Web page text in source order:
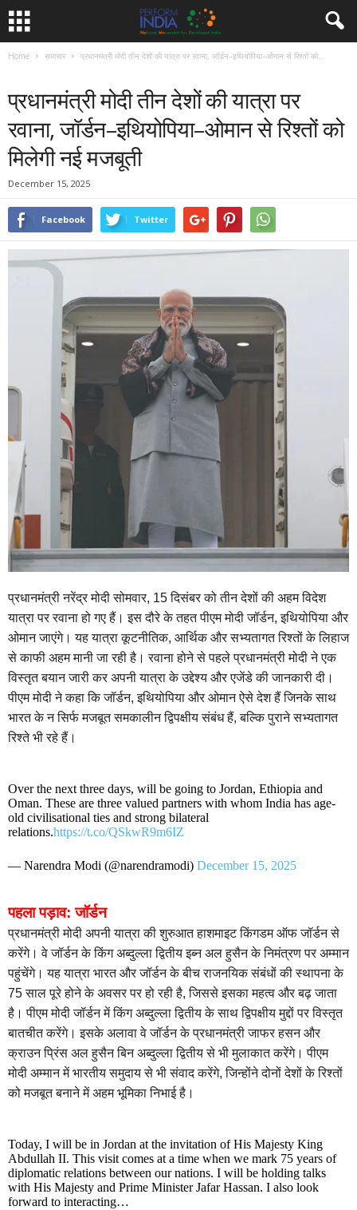
Home समाचार प्रधानमंत्री मोदी तीन देशों की यात्रा पर रवाना, जॉर्डन–इथियोपिया–ओमान से रिश्तों को...
प्रधानमंत्री मोदी तीन देशों की यात्रा पर
रवाना, जॉर्डन–इथियोपिया–ओमान से रिश्तों को
मिलेगी नई मजबूती
December 15, 2025
Facebook Twitter
प्रधानमंत्री नरेंद्र मोदी सोमवार, 15 दिसंबर को तीन देशों की अहम विदेश
यात्रा पर रवाना हो गए हैं। इस दौरे के तहत पीएम मोदी जॉर्डन, इथियोपिया और
ओमान जाएंगे। यह यात्रा कूटनीतिक, आर्थिक और सभ्यतागत रिश्तों के लिहाज
से काफी अहम मानी जा रही है। रवाना होने से पहले प्रधानमंत्री मोदी ने एक
विस्तृत बयान जारी कर अपनी यात्रा के उद्देश्य और एजेंडे की जानकारी दी।
पीएम मोदी ने कहा कि जॉर्डन, इथियोपिया और ओमान ऐसे देश हैं जिनके साथ
भारत के न सिर्फ मजबूत समकालीन द्विपक्षीय संबंध हैं, बल्कि पुराने सभ्यतागत
रिश्ते भी रहे हैं।
Over the next three days, will be going to Jordan, Ethiopia and
Oman. These are three valued partners with whom India has age-
old civilisational ties and strong bilateral
relations.https://t.co/QSkwR9m6IZ
— Narendra Modi (@narendramodi) December 15, 2025
पहला पड़ाव: जॉर्डन
प्रधानमंत्री मोदी अपनी यात्रा की शुरुआत हाशमाइट किंगडम ऑफ जॉर्डन से
करेंगे। वे जॉर्डन के किंग अब्दुल्ला द्वितीय इब्न अल हुसैन के निमंत्रण पर अम्मान
पहुंचेंगे। यह यात्रा भारत और जॉर्डन के बीच राजनयिक संबंधों की स्थापना के
75 साल पूरे होने के अवसर पर हो रही है, जिससे इसका महत्व और बढ़ जाता
है। पीएम मोदी जॉर्डन में किंग अब्दुल्ला द्वितीय के साथ द्विपक्षीय मुद्दों पर विस्तृत
बातचीत करेंगे। इसके अलावा वे जॉर्डन के प्रधानमंत्री जाफर हसन और
क्राउन प्रिंस अल हुसैन बिन अब्दुल्ला द्वितीय से भी मुलाकात करेंगे। पीएम
मोदी अम्मान में भारतीय समुदाय से भी संवाद करेंगे, जिन्होंने दोनों देशों के रिश्तों
को मजबूत बनाने में अहम भूमिका निभाई है।
Today, I will be in Jordan at the invitation of His Majesty King
Abdullah II. This visit comes at a time when we mark 75 years of
diplomatic relations between our nations. I will be holding talks
with His Majesty and Prime Minister Jafar Hassan. I also look
forward to interacting…